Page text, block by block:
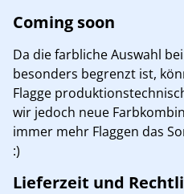
Coming soon
Da die farbliche Auswahl
besonders begrenzt ist,
Flagge
wir jedoch neue
immer mehr Flaggen das
:)
Lieferzeit und